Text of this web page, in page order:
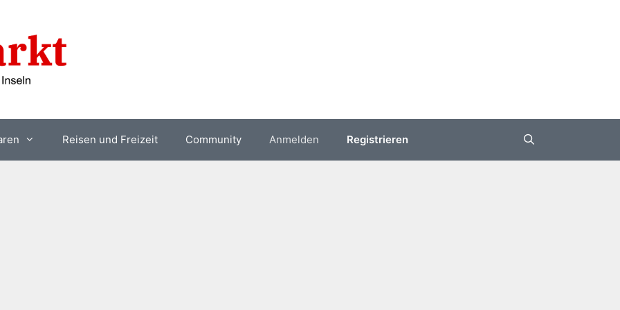
Reisen und Freizeit Community Anmelden Registrieren